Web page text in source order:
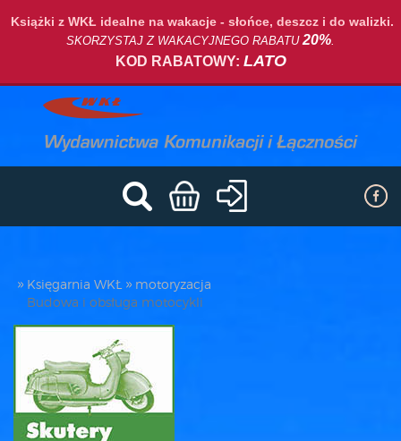
Książki z WKŁ idealne na wakacje - słońce, deszcz i do walizki.
SKORZYSTAJ Z WAKACYJNEGO RABATU20%.
KOD RABATOWY: LATO
Księgarnia WKŁ
motoryzacja
Budowa i obsługa motocykli